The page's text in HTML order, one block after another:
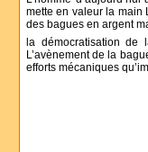
mette en valeur la main
des bagues en argent
la démocratisation de
L’avènement de la
efforts mécaniques